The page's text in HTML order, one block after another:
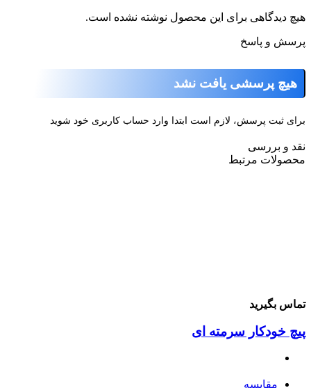
دیدگاهی برای این محصول نوشته نشده است.
و پاسخ
هیچ پرسشی یافت نشد
ثبت پرسش، لازم است ابتدا وارد حساب کاربری خود شوید
و بررسی
مرتبط
بگیرید
خودکار سرمته ای
مقایسه